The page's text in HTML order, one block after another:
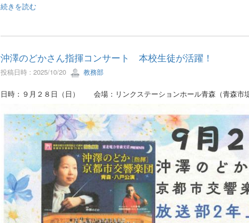
続きを読む
沖澤のどかさん指揮コンサート 本校生徒が活躍！
投稿日時 : 2025/10/20 教務部
日時：９月２８日（日） 会場：リンクステーションホール青森（青森市